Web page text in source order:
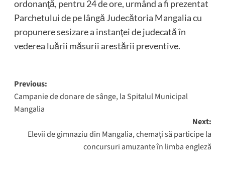
ordonanţă, pentru 24 de ore, urmând a fi prezentat
Parchetului de pe lângă Judecătoria Mangalia cu
propunere sesizare a instanţei de judecată în
vederea luării măsurii arestării preventive.
Post
navigation
Previous:
Campanie de donare de sânge, la Spitalul Municipal
Mangalia
Next:
Elevii de gimnaziu din Mangalia, chemaţi să participe la
concursuri amuzante în limba engleză